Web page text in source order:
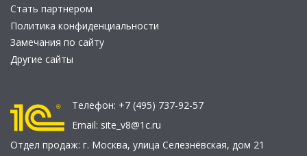
Стать партнером
Политика конфиденциальности
Замечания по сайту
Другие сайты
Телефон: +7 (495) 737-92-57
Email: site_v8@1c.ru
Отдел продаж: г. Москва, улица Селезнёвская, дом 21